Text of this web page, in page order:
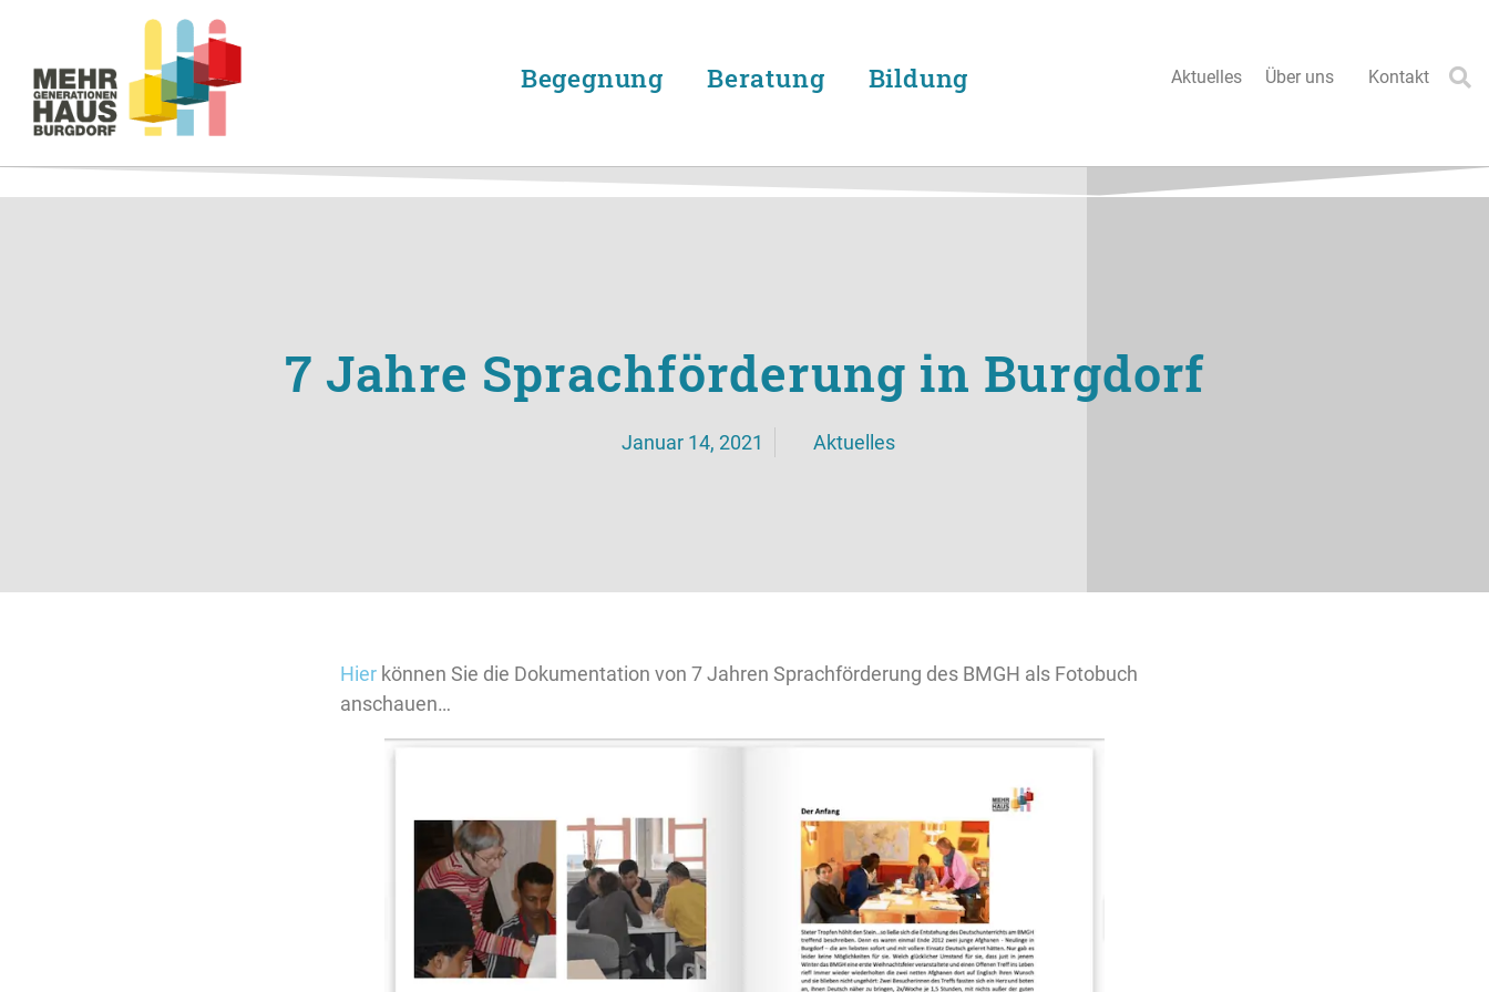
Begegnung Beratung Bildung Aktuelles Über uns Kontakt
7 Jahre Sprachförderung in Burgdorf
Januar 14, 2021 Aktuelles
Hier können Sie die Dokumentation von 7 Jahren Sprachförderung des BMGH als Fotobuch
anschauen…